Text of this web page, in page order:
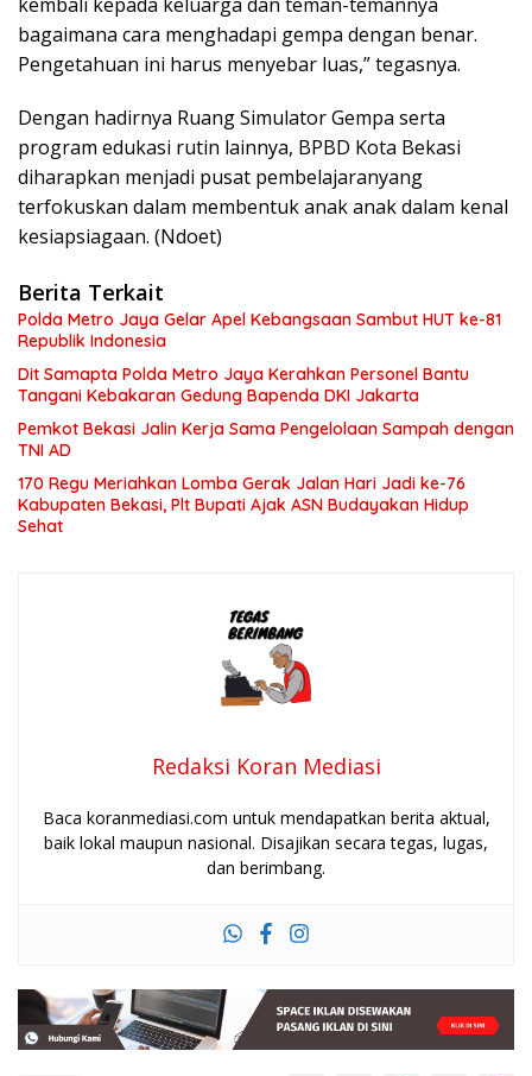
bagaimana cara menghadapi gempa dengan benar.
Pengetahuan ini harus menyebar luas,” tegasnya.
Dengan hadirnya Ruang Simulator Gempa serta
program edukasi rutin lainnya, BPBD Kota Bekasi
diharapkan menjadi pusat pembelajaranyang
terfokuskan dalam membentuk anak anak dalam kenal
kesiapsiagaan. (Ndoet)
Berita Terkait
Polda Metro Jaya Gelar Apel Kebangsaan Sambut HUT ke-81
Republik Indonesia
Dit Samapta Polda Metro Jaya Kerahkan Personel Bantu
Tangani Kebakaran Gedung Bapenda DKI Jakarta
Pemkot Bekasi Jalin Kerja Sama Pengelolaan Sampah dengan
TNI AD
170 Regu Meriahkan Lomba Gerak Jalan Hari Jadi ke-76
Kabupaten Bekasi, Plt Bupati Ajak ASN Budayakan Hidup
Sehat
Redaksi Koran Mediasi
Baca koranmediasi.com untuk mendapatkan berita aktual,
baik lokal maupun nasional. Disajikan secara tegas, lugas,
dan berimbang.